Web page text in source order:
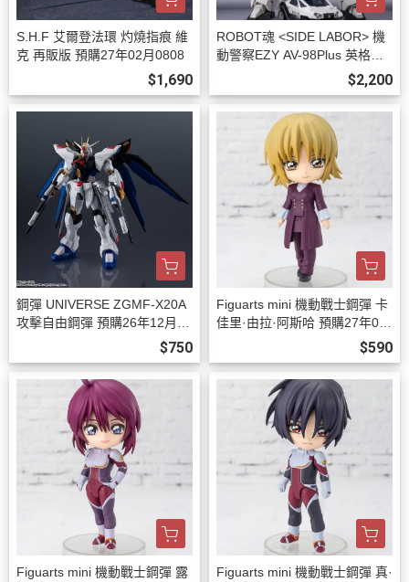
S.H.F 艾爾登法環 灼燒指痕 維
克 再販版 預購27年02月0808
$1,690
ROBOT魂 <SIDE LABOR> 機
動警察EZY AV-98Plus 英格拉
姆改2號機 預購27年01月0808
$2,200
鋼彈 UNIVERSE ZGMF-X20A
攻擊自由鋼彈 預購26年12月08
$750
Figuarts mini 機動戰士鋼彈 卡
佳里·由拉·阿斯哈 預購27年01
$590
Figuarts mini 機動戰士鋼彈 露
Figuarts mini 機動戰士鋼彈 真·